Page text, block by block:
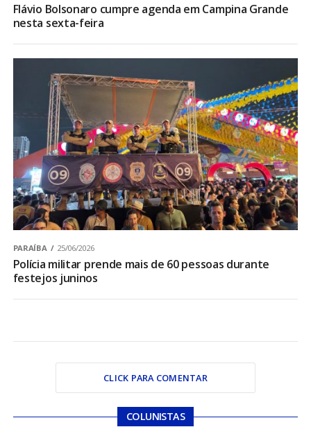
Flávio Bolsonaro cumpre agenda em Campina Grande
nesta sexta-feira
PARAÍBA 25/06/2026
Polícia militar prende mais de 60 pessoas durante
festejos juninos
CLICK PARA COMENTAR
COLUNISTAS